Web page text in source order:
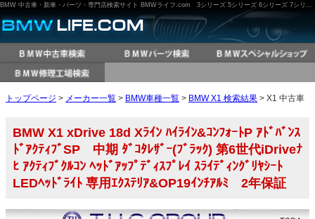
BMW 中古車・新車・パーツ・専門店検索サイト BMWライフ.com 3シリーズ 5シリーズ 6シリーズ 7シリーズ M3 M5 X3 X5 など
トップページ > メーカー一覧 > BMW車種一覧 > BMW X1 検索結果 > X1 中古車
BMW X1 xDrive 18d Xﾗｲﾝ ﾊｲﾗｲﾝ&ｺﾝﾌｫｰﾄP ｱﾄﾞﾊﾞﾝｽ
ﾄﾞｱｸﾃｨﾌﾞSP 中期 ﾀﾞｺﾀﾚｻﾞｰ(ﾌﾞﾗｯｸ) 第6世代iDriveﾅ
ﾋ ｱｸﾃｨﾌﾞｸﾙｺﾝ ﾍｯﾄﾞｱｯﾌﾟﾃﾞｨｽﾌﾟﾚｲ ｽﾗｲﾃﾞｨﾝｸﾞﾘﾔｼｰﾄ
LEDﾍｯﾄﾞﾗｲﾄ 専用ｴｸｽﾃﾘｱ&OP19ｲﾝﾁｱﾙﾐ 2年保証